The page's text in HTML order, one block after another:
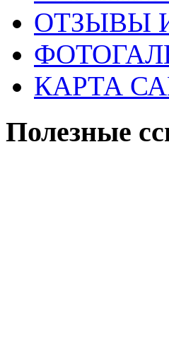
ОТЗЫВЫ
КАРТА
Полезные